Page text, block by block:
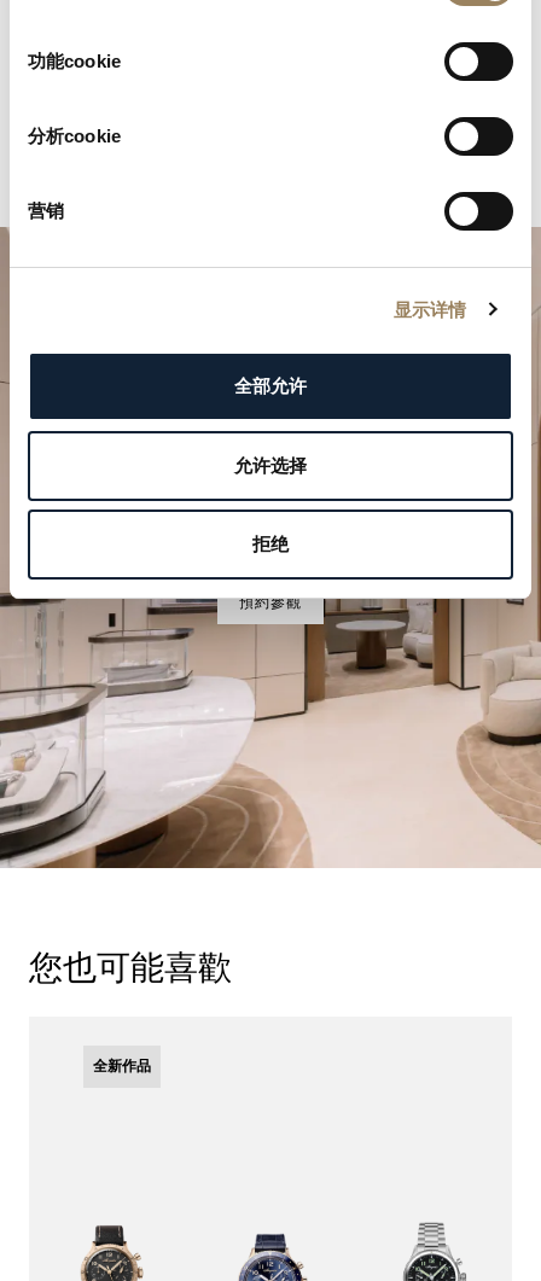
功能cookie
分析cookie
营销
显示详情
全部允许
允许选择
拒绝
規劃您的非凡時刻
預約參觀
您也可能喜歡
全新作品